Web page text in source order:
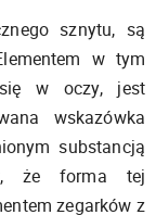
sznytu, są
w tym
w oczy, jest
wskazówka
substancją
że forma tej
zegarków z